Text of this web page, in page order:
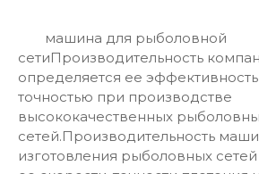
машина для рыболовной
сетиПроизводительность
определяется ее
точностью при производстве
высококачественных
сетей.Производительность
изготовления рыболовных